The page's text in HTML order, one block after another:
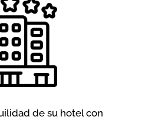
de su hotel con